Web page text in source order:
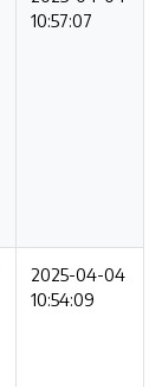
10:57:07
2025-04-04
10:54:09